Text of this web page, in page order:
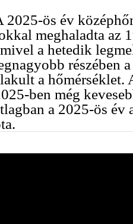
2025-ös év
meghaladta az
a hetedik
részében
a hőmérséklet.
ben még
a 2025-ös év